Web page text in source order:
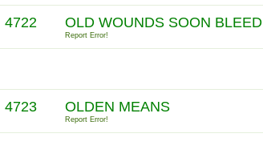
4722 OLD WOUNDS SOON BLEED
Report Error!
4723 OLDEN MEANS
Report Error!